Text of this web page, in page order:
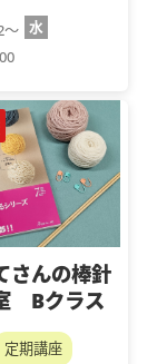
～ 水
さんの棒針
Bクラス
定期講座